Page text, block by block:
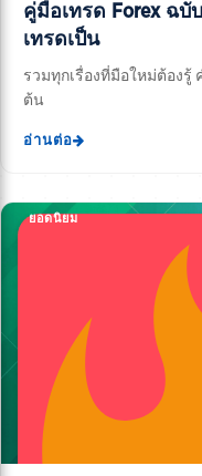
คู่มือเทรด Forex ฉ
เทรดเป็น
รวมทุกเรื่องที่มือใหม่ต้อง
ต้น
อ่านต่อ
ยอดนิยม